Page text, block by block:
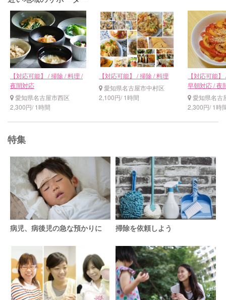
【対応可能】 / 掃除 / 料理 /
夜間対応
愛知県名古屋市西区
2,300円/ 1時間
【対応可能】 / 掃除 / 料理
愛知県名古屋市中村区
2,100円/ 1時間
【対応可能
早朝対応 / 夜
愛知県名古
2,300円/ 1時
特集
病児、病後児の急な預かりに 掃除を依頼しよう